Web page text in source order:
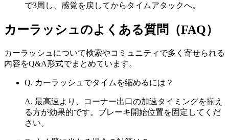
で3周し、感覚を戻してからタイムアタックへ。
カーラッシュのよくある質問（FAQ）
カーラッシュ について検索やコミュニティで多く寄せられる
内容をQ&A形式でまとめています。
Q. カーラッシュでタイムを縮めるには？
A. 最高速より、コーナー出口の加速タイミングを揃え
る方が効果的です。ブレーキ開始位置を固定してくだ
さい。